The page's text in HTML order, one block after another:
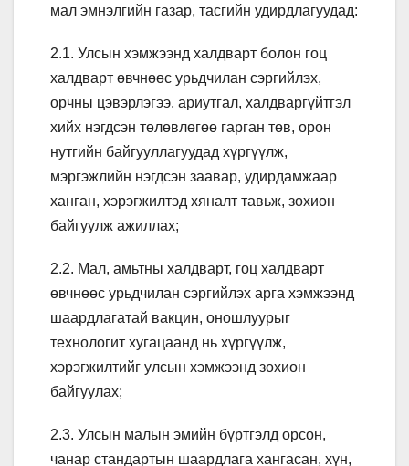
мал эмнэлгийн газар, тасгийн удирдлагуудад:
2.1. Улсын хэмжээнд халдварт болон гоц
халдварт өвчнөөс урьдчилан сэргийлэх,
орчны цэвэрлэгээ, ариутгал, халдваргүйтгэл
хийх нэгдсэн төлөвлөгөө гарган төв, орон
нутгийн байгууллагуудад хүргүүлж,
мэргэжлийн нэгдсэн заавар, удирдамжаар
ханган, хэрэгжилтэд хяналт тавьж, зохион
байгуулж ажиллах;
2.2. Мал, амьтны халдварт, гоц халдварт
өвчнөөс урьдчилан сэргийлэх арга хэмжээнд
шаардлагатай вакцин, оношлуурыг
технологит хугацаанд нь хүргүүлж,
хэрэгжилтийг улсын хэмжээнд зохион
байгуулах;
2.3. Улсын малын эмийн бүртгэлд орсон,
чанар стандартын шаардлага хангасан, хүн,